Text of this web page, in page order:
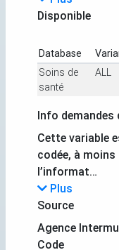
Disponible
Database
Soins de
santé
ALL
Info demandes
Cette variable
codée, à
l’informat…
Plus
Source
Agence
Code